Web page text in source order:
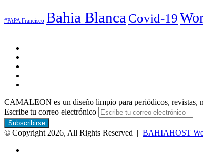
#PAPA Francisco Bahia Blanca Covid-19
CAMALEON es un diseño limpio para periódicos, revistas,
Escribe tu correo electrónico
© Copyright 2026, All Rights Reserved | BAHIAHOST